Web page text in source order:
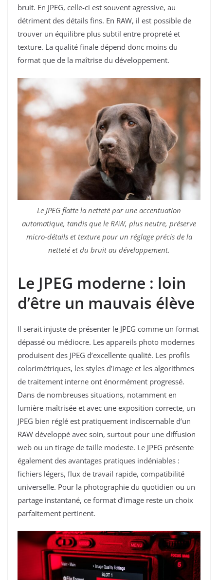
bruit. En JPEG, celle-ci est souvent agressive, au
détriment des détails fins. En RAW, il est possible de
trouver un équilibre plus subtil entre propreté et
texture. La qualité finale dépend donc moins du
format que de la maîtrise du développement.
Le JPEG flatte la netteté par une accentuation
automatique, tandis que le RAW, plus neutre, préserve
micro-détails et texture pour un réglage précis de la
netteté et du bruit au développement.
Le JPEG moderne : loin
d’être un mauvais élève
Il serait injuste de présenter le JPEG comme un format
dépassé ou médiocre. Les appareils photo modernes
produisent des JPEG d’excellente qualité. Les profils
colorimétriques, les styles d’image et les algorithmes
de traitement interne ont énormément progressé.
Dans de nombreuses situations, notamment en
lumière maîtrisée et avec une exposition correcte, un
JPEG bien réglé est pratiquement indiscernable d’un
RAW développé avec soin, surtout pour une diffusion
web ou un tirage de taille modeste. Le JPEG présente
également des avantages pratiques indéniables :
fichiers légers, flux de travail rapide, compatibilité
universelle. Pour la photographie du quotidien ou un
partage instantané, ce format d’image reste un choix
parfaitement pertinent.